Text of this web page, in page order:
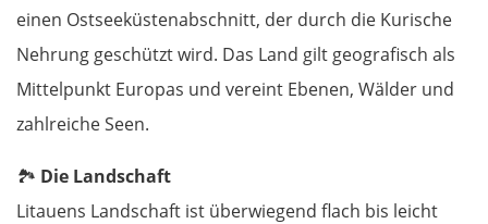
einen Ostseeküstenabschnitt, der durch die Kurische
Nehrung geschützt wird. Das Land gilt geografisch als
Mittelpunkt Europas und vereint Ebenen, Wälder und
zahlreiche Seen.
🏞️ Die Landschaft
Litauens Landschaft ist überwiegend flach bis leicht